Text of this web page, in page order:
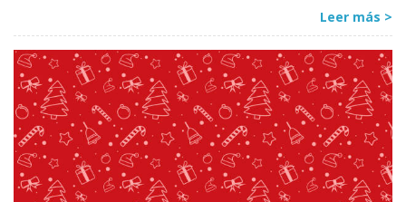
Leer más >